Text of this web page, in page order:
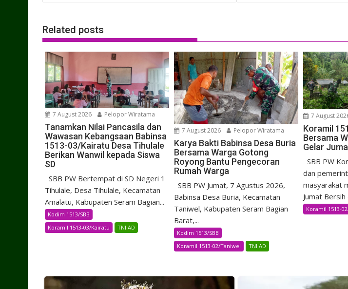
Related posts
7 August 2026 Pelopor Wiratama
Tanamkan Nilai Pancasila dan
Wawasan Kebangsaan Babinsa
1513-03/Kairatu Desa Tihulale
Berikan Wanwil kepada Siswa
SD
SBB PW Bertempat di SD Negeri 1
Tihulale, Desa Tihulale, Kecamatan
Amalatu, Kabupaten Seram Bagian...
Kodim 1513/SBB
Koramil 1513-03/Kairatu
TNI AD
7 August 2026 Pelopor Wiratama
Karya Bakti Babinsa Desa Buria
Bersama Warga Gotong
Royong Bantu Pengecoran
Rumah Warga
SBB PW Jumat, 7 Agustus 2026,
Babinsa Desa Buria, Kecamatan
Taniwel, Kabupaten Seram Bagian
Barat,...
Kodim 1513/SBB
Koramil 1513-02/Taniwel
TNI AD
7 August
Koramil
Bersama
Gelar
SBB PW
dan
masyarakat
Jumat
Koramil 1513-